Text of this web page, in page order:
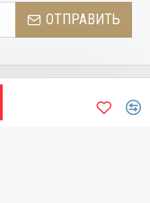
ОТПРАВИТЬ
Все права